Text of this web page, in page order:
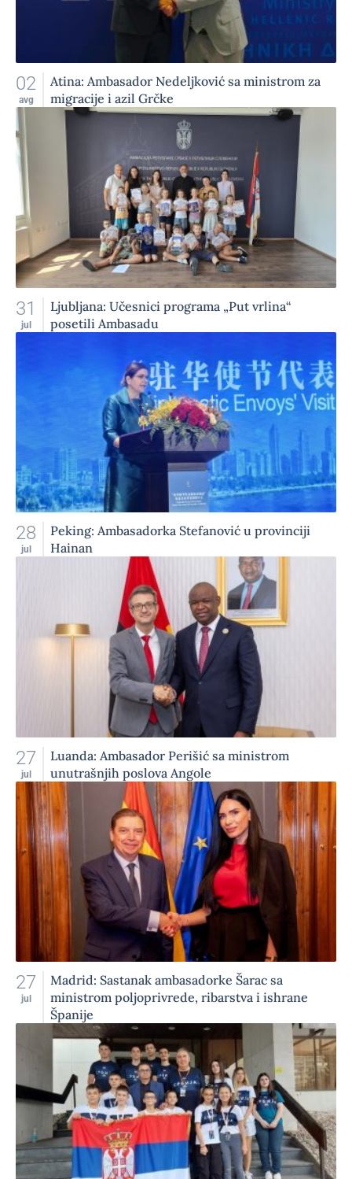
02
avg
Atina: Ambasador Nedeljković sa ministrom za
migracije i azil Grčke
31
jul
Ljubljana: Učesnici programa „Put vrlina“
posetili Ambasadu
28
jul
Peking: Ambasadorka Stefanović u provinciji
Hainan
27
jul
Luanda: Ambasador Perišić sa ministrom
unutrašnjih poslova Angole
27
jul
Madrid: Sastanak ambasadorke Šarac sa
ministrom poljoprivrede, ribarstva i ishrane
Španije